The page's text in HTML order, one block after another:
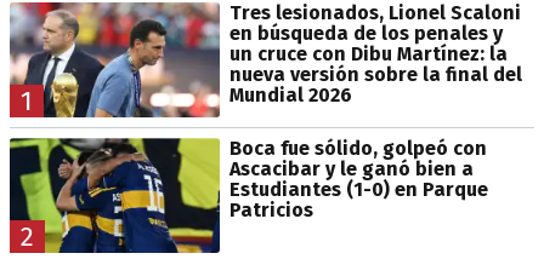
1
Tres lesionados, Lionel Scaloni
en búsqueda de los penales y
un cruce con Dibu Martínez: la
nueva versión sobre la final del
Mundial 2026
2
Boca fue sólido, golpeó con
Ascacibar y le ganó bien a
Estudiantes (1-0) en Parque
Patricios